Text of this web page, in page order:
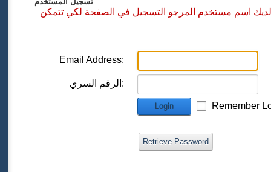
اسم مستخدم المرجو التسجيل في الصفحة لكي تتمكن
Email Address:
الرقم السري:
Login Remember
Retrieve Password